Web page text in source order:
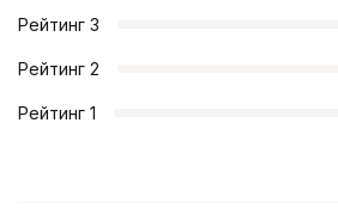
Рейтинг 3
Рейтинг 2
Рейтинг 1